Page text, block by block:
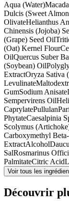
Aqua (Water)
Dulcis (Sweet
OlivateHelianthus
Chinensis (Jojoba)
(Grape) Seed Oil
(Oat) Kernel Flour
OilQuercus Suber
(Soybean) Oil
ExtractOryza Sativa
Levulinate
GumSodium Anisate
Sempervirens Oil
CaprylatePullulan
PhytateCaesalpinia
Scolymus
Carboxymethyl
ExtractAlcohol
SalRosmarinus
PalmitateCitric Acid
Voir tous les
Découvrir